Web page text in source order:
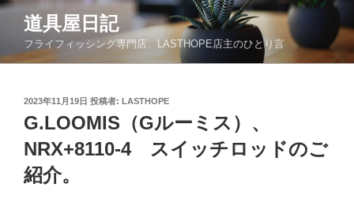
コ
ン
道具屋日記
フライフィッシング専門店、LASTHOPE店主のひとり言
投
稿
日:
2023年11月19日 投稿者: LASTHOPE
G.LOOMIS（Gルーミス）、
NRX+8110-4 スイッチロッドのご
紹介。